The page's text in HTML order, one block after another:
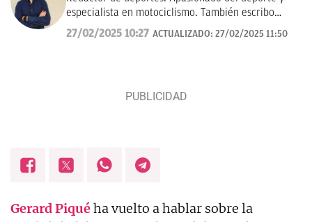
especialista en motociclismo. También escribo
sobre pádel y NFL.
27/02/2025 10:27 ACTUALIZADO: 27/02/2025 11:50
Gerard Piquéha vuelto a hablar sobre la